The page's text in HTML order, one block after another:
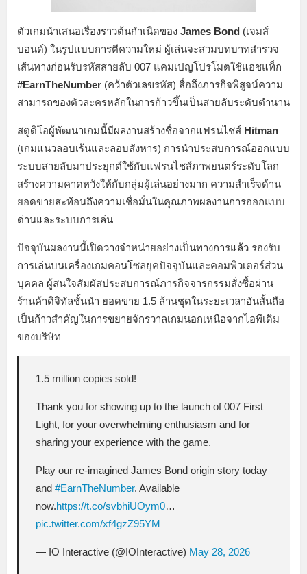
ตัวเกมนำเสนอเรื่องราวต้นกำเนิดของ James Bond (เจมส์
บอนด์) ในรูปแบบการตีความใหม่ ผู้เล่นจะสวมบทบาทสำรวจ
เส้นทางก่อนรับรหัสสายลับ 007 แคมเปญโปรโมตใช้แฮชแท็ก
#EarnTheNumber (คว้าตัวเลขรหัส) สื่อถึงภารกิจพิสูจน์ความ
สามารถของตัวละครหลักในการก้าวขึ้นเป็นสายลับระดับตำนาน
สตูดิโอผู้พัฒนาเกมนี้มีผลงานสร้างชื่อจากแฟรนไชส์ Hitman
(เกมแนวลอบเร้นและลอบสังหาร) การนำประสบการณ์ออกแบบ
ระบบสายลับมาประยุกต์ใช้กับแฟรนไชส์ภาพยนตร์ระดับโลก
สร้างความคาดหวังให้กับกลุ่มผู้เล่นอย่างมาก ความสำเร็จด้าน
ยอดขายสะท้อนถึงความเชื่อมั่นในคุณภาพผลงานการออกแบบ
ด่านและระบบการเล่น
ปัจจุบันผลงานนี้เปิดวางจำหน่ายอย่างเป็นทางการแล้ว รองรับ
การเล่นบนเครื่องเกมคอนโซลยุคปัจจุบันและคอมพิวเตอร์ส่วน
บุคคล ผู้สนใจสัมผัสประสบการณ์ภารกิจจารกรรมสั่งซื้อผ่าน
ร้านค้าดิจิทัลชั้นนำ ยอดขาย 1.5 ล้านชุดในระยะเวลาอันสั้นถือ
เป็นก้าวสำคัญในการขยายจักรวาลเกมนอกเหนือจากไอพีเดิม
ของบริษัท
1.5 million copies sold!
Thank you for showing up to the launch of 007 First
Light, for your overwhelming enthusiasm and for
sharing your experience with the game.
Play our re-imagined James Bond origin story today
and #EarnTheNumber. Available
now.https://t.co/svbhiUOym0…
pic.twitter.com/xf4gzZ95YM
— IO Interactive (@IOInteractive) May 28, 2026